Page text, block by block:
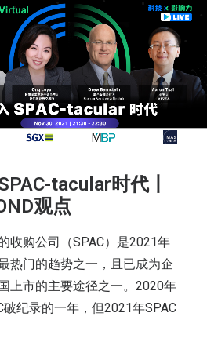
tacular时代丨
观点
收购公司（SPAC）是2021年
热门的趋势之一，且已成为企
上市的主要途径之一。2020年
破纪录的一年，但2021年SPAC